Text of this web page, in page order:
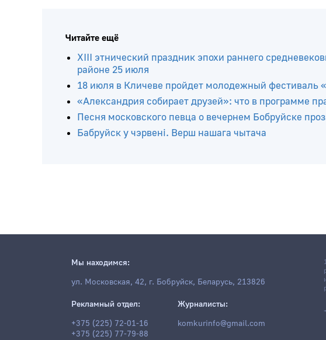
Читайте ещё
ХIII этнический праздник эпохи раннего
районе 25 июля
18 июля в Кличеве пройдет молодежный фестиваль
Мы находимся:
ул. Московская, 42, г. Бобруйск, Беларусь, 213826